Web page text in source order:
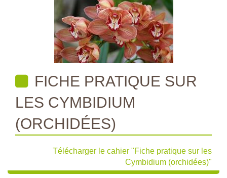
FICHE PRATIQUE SUR
LES CYMBIDIUM
(ORCHIDÉES)
Télécharger le cahier "Fiche pratique sur les
Cymbidium (orchidées)"